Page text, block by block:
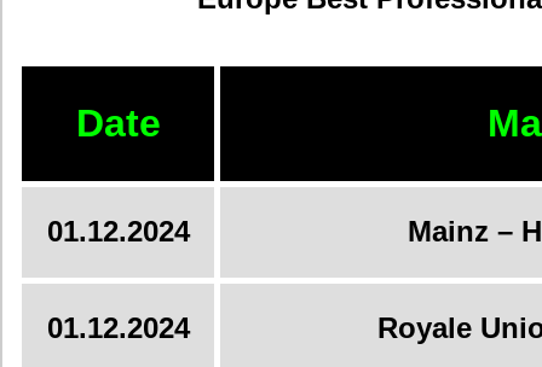
Date
01.12.2024 Mainz –
01.12.2024 Royale